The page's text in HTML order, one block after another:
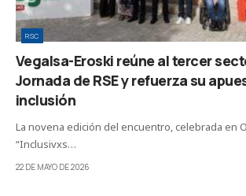
RSC
Vegalsa-Eroski reúne al tercer
Jornada de RSE y refuerza su
inclusión
La novena edición del encuentro, celebrada en
“Inclusivxs…
22 DE MAYO DE 2026